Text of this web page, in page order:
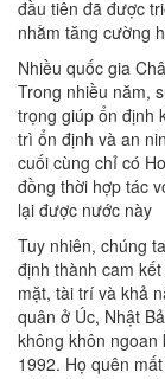
đầu tiên đã được
nhằm tăng cường
Nhiều quốc gia
Trong nhiều năm,
trọng giúp ổn định
trì ổn định và an
cuối cùng chỉ có
đồng thời hợp tác
lại được nước này
Tuy nhiên, chúng
định thành cam
mặt, tài trí và khả
quân ở Úc, Nhật
không khôn ngoan
1992. Họ quên